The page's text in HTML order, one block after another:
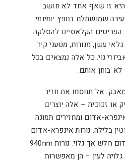
זו שאף אחד לא חושב
שמושתלת בחפץ יומיומי
הקלאסיים להסלקה
עשן, מנורות, מטעני קיר
נוי. כל אלה נמצאים בכל
לא בוחן אותם.
אל תחסמו את חריר
או זכוכית – אלה יוצרים
אדום ומחזירים תמונה
בלילה. נורות אינפרא-אדום
850nm פולטות אור אדום חלש אך גלוי. נורות 940nm
גלויה לעין – הן מאפשרות